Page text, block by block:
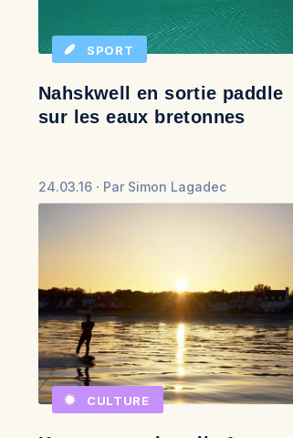
SPORT
Nahskwell en sortie paddle
sur les eaux bretonnes
24.03.16 Par Simon Lagadec
CULTURE